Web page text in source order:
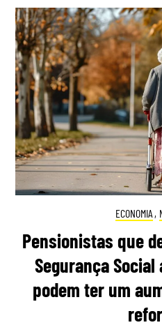
ECONOMIA ,
Pensionistas que
Segurança
podem ter um